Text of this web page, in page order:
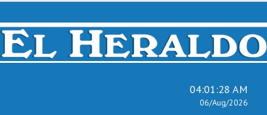
Skip
content
04:01:29 AM
06/Aug/2026